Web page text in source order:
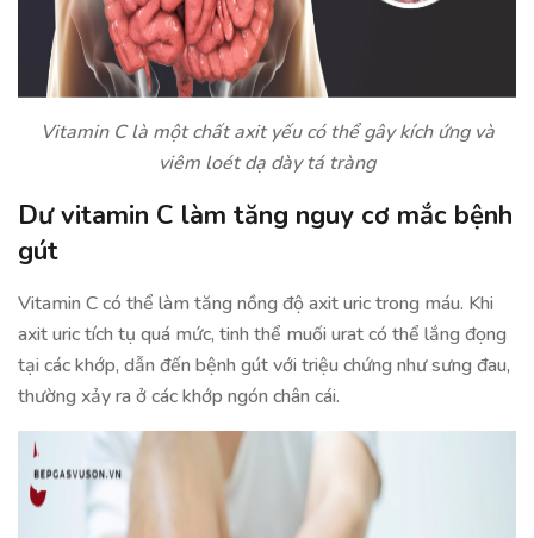
Vitamin C là một chất axit yếu có thể gây kích ứng và
viêm loét dạ dày tá tràng
Dư vitamin C làm tăng nguy cơ mắc bệnh
gút
Vitamin C có thể làm tăng nồng độ axit uric trong máu. Khi
axit uric tích tụ quá mức, tinh thể muối urat có thể lắng đọng
tại các khớp, dẫn đến bệnh gút với triệu chứng như sưng đau,
thường xảy ra ở các khớp ngón chân cái.